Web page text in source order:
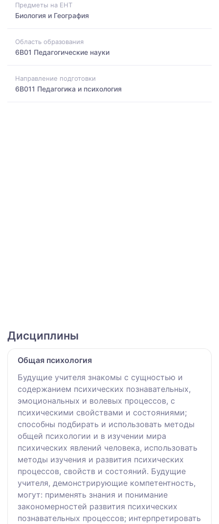
Предметы на ЕНТ
Биология и География
Область образования
6B01 Педагогические науки
Направление подготовки
6B011 Педагогика и психология
Дисциплины
Общая психология
Будущие учителя знакомы с сущностью и
содержанием психических познавательных,
эмоциональных и волевых процессов, с
психическими свойствами и состояниями;
способны подбирать и использовать методы
общей психологии и в изучении мира
психических явлений человека, использовать
методы изучения и развития психических
процессов, свойств и состояний. Будущие
учителя, демонстрирующие компетентность,
могут: применять знания и понимание
закономерностей развития психических
познавательных процессов; интерпретировать